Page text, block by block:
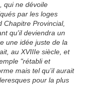
qui ne dévoile
par les loges
Provincial,
qu'il deviendra un
une idée juste de la
au XVIIIe siècle, et
"rétabli et
mais tel qu’il aurait
pour la plus